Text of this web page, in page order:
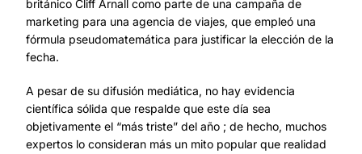
británico Cliff Arnall como parte de una campaña de
marketing para una agencia de viajes, que empleó una
fórmula pseudomatemática para justificar la elección de la
fecha.
A pesar de su difusión mediática, no hay evidencia
científica sólida que respalde que este día sea
objetivamente el “más triste” del año ; de hecho, muchos
expertos lo consideran más un mito popular que realidad